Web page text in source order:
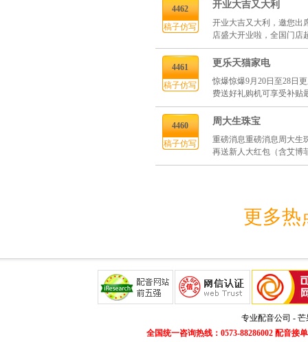
4462
稿子仿写
开业大吉又大利
开业大吉又大利，邀您出
店盛大开业啦，全国门店
4461
稿子仿写
更乐天猫家电
惊爆惊爆9月20日至28日
费送好礼购机可享受补贴
4460
稿子仿写
周大生珠宝
重磅消息重磅消息周大生
再送新人大红包（含艾博
更多热
专业配音公司 -
全国统一咨询热线：0573-88286002 配音接